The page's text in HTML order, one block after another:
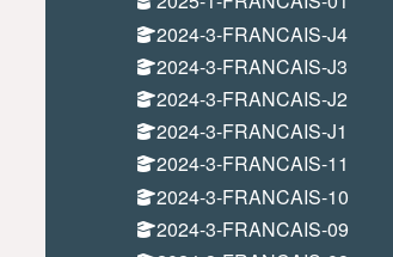
2024-3-FRANCAIS-J4
2024-3-FRANCAIS-J3
2024-3-FRANCAIS-J2
2024-3-FRANCAIS-J1
2024-3-FRANCAIS-11
2024-3-FRANCAIS-10
2024-3-FRANCAIS-09